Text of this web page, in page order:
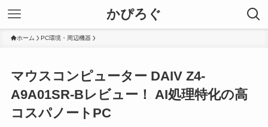
かぴろぐ
ホーム PC環境・周辺機器
マウスコンピューター DAIV Z4-
A9A01SR-Bレビュー！ AI処理特化の高
コスパノートPC